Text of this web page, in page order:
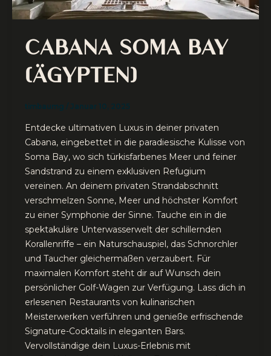
CABANA SOMA BAY
(ÄGYPTEN)
timbaumg / Januar 10, 2025
Entdecke ultimativen Luxus in deiner privaten
Cabana, eingebettet in die paradiesische Kulisse von
Soma Bay, wo sich türkisfarbenes Meer und feiner
Sandstrand zu einem exklusiven Refugium
vereinen. An deinem privaten Strandabschnitt
verschmelzen Sonne, Meer und höchster Komfort
zu einer Symphonie der Sinne. Tauche ein in die
spektakuläre Unterwasserwelt der schillernden
Korallenriffe – ein Naturschauspiel, das Schnorchler
und Taucher gleichermaßen verzaubert. Für
maximalen Komfort steht dir auf Wunsch dein
persönlicher Golf-Wagen zur Verfügung. Lass dich in
erlesenen Restaurants von kulinarischen
Meisterwerken verführen und genieße erfrischende
Signature-Cocktails in eleganten Bars.
Vervollständige dein Luxus-Erlebnis mit